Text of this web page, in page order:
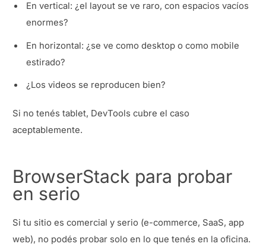
En vertical: ¿el layout se ve raro, con espacios vacíos
enormes?
En horizontal: ¿se ve como desktop o como mobile
estirado?
¿Los videos se reproducen bien?
Si no tenés tablet, DevTools cubre el caso
aceptablemente.
BrowserStack para probar
en serio
Si tu sitio es comercial y serio (e-commerce, SaaS, app
web), no podés probar solo en lo que tenés en la oficina.